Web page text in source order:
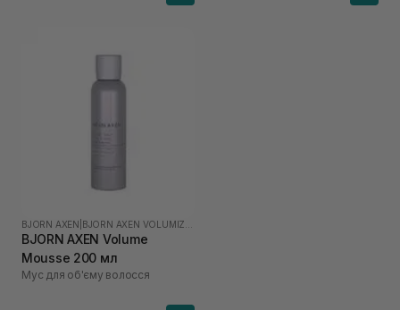
BJORN AXEN
BJORN AXEN Volume
Mousse 200 мл
Мус для об'єму волосся